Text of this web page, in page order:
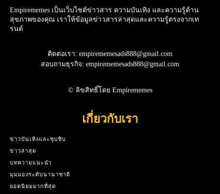
Empirememes เป็นเว็บไซต์ข่าวสาร ความบันเทิง และความรู้ด้าน
สุขภาพของคุณ เราให้ข้อมูลข่าวสารล่าสุดและความรู้ตรงจากเท
รนด์
ติดต่อเรา: empirememesads888@gmail.com
สอบถามธุรกิจ: empirememesads888@gmail.com
© ลิขสิทธิ์โดย Empirememes
เกี่ยวกับเรา
ข่าวบันเทิงและซุบซิบ
ข่าวล่าสุด
บทความแนะนำ
มุมมองระดับนานาชาติ
ยอดนิยมมากที่สุด